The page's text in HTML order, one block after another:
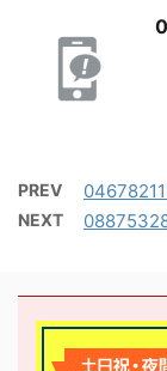
PREV
NEXT